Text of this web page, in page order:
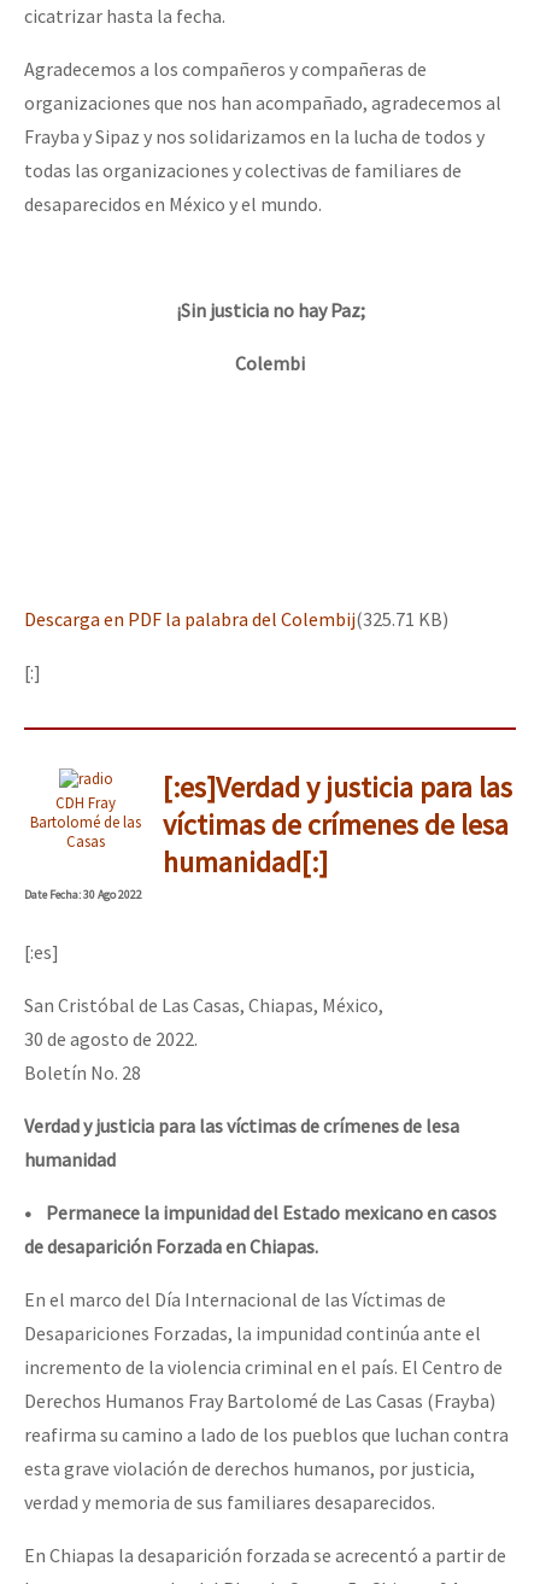
cicatrizar hasta la fecha.
Agradecemos a los compañeros y compañeras de
organizaciones que nos han acompañado, agradecemos al
Frayba y Sipaz y nos solidarizamos en la lucha de todos y
todas las organizaciones y colectivas de familiares de
desaparecidos en México y el mundo.
¡Sin justicia no hay Paz;
Colembi
Descarga en PDF la palabra del Colembij(325.71 KB)
[:]
CDH Fray
Bartolomé de las
Casas
[:es]Verdad y justicia para las
víctimas de crímenes de lesa
humanidad[:]
DateFecha: 30 Ago 2022
[:es]
San Cristóbal de Las Casas, Chiapas, México,
30 de agosto de 2022.
Boletín No. 28
Verdad y justicia para las víctimas de crímenes de lesa
humanidad
• Permanece la impunidad del Estado mexicano en casos
de desaparición Forzada en Chiapas.
En el marco del Día Internacional de las Víctimas de
Desapariciones Forzadas, la impunidad continúa ante el
incremento de la violencia criminal en el país. El Centro de
Derechos Humanos Fray Bartolomé de Las Casas (Frayba)
reafirma su camino a lado de los pueblos que luchan contra
esta grave violación de derechos humanos, por justicia,
verdad y memoria de sus familiares desaparecidos.
En Chiapas la desaparición forzada se acrecentó a partir de